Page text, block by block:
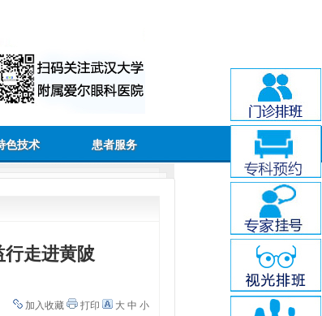
色技术 患者服务
行走进黄陂
加入收藏
打印 大 中 小